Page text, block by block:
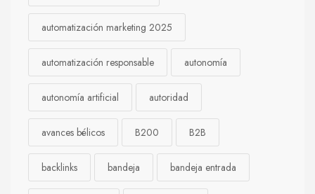
automatización marketing 2025
automatización responsable autonomía
autonomía artificial autoridad
avances bélicos B200 B2B
backlinks bandeja bandeja entrada